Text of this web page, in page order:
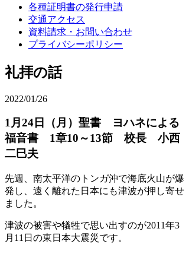
各種証明書の発行申請
交通アクセス
資料請求・お問い合わせ
プライバシーポリシー
礼拝の話
2022/01/26
1月24日（月）聖書 ヨハネによる
福音書 1章10～13節 校長 小西
二巳夫
先週、南太平洋のトンガ沖で海底火山が爆
発し、遠く離れた日本にも津波が押し寄せ
ました。
津波の被害や犠牲で思い出すのが2011年3
月11日の東日本大震災です。